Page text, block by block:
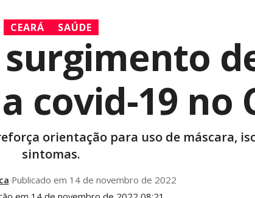
CEARÁ SAÚDE
covid-19 no
orientação para uso de máscara,
sintomas.
Publicado em 14 de novembro de 2022